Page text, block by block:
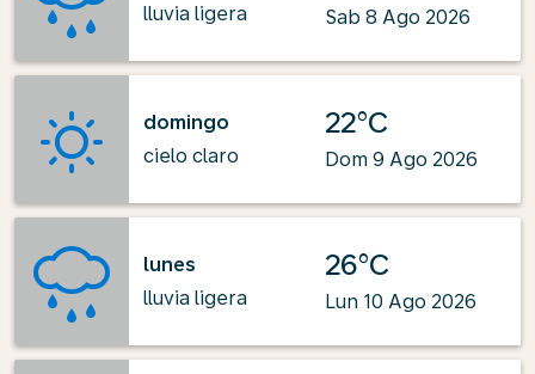
lluvia ligera
Sab 8 Ago 2026
domingo
cielo claro
22°C
Dom 9 Ago 2026
lunes
lluvia ligera
26°C
Lun 10 Ago 2026